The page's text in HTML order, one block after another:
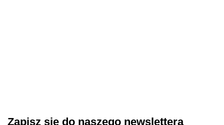
Zapisz się do naszego newslettera